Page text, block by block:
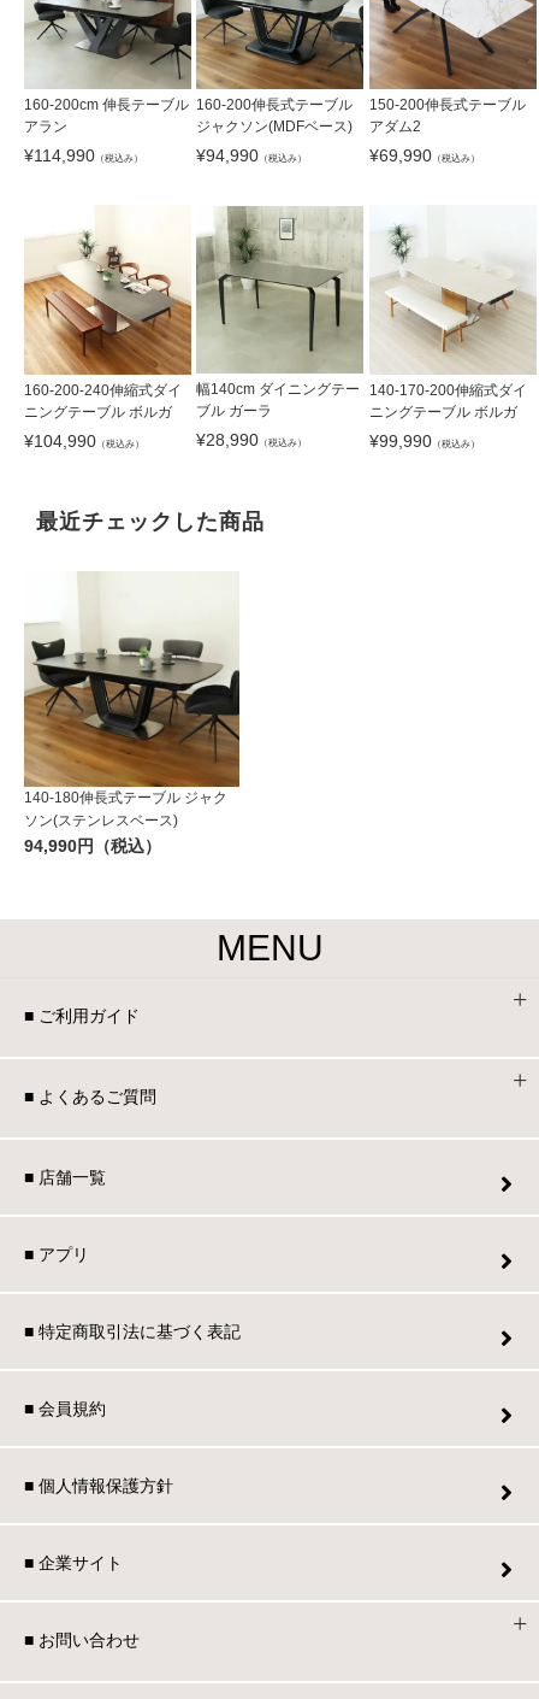
160-200cm 伸長テーブル
アラン
¥114,990 （税込み）
160-200伸長式テーブル
ジャクソン(MDFベース)
¥94,990 （税込み）
150-200伸長式テーブル
アダム2
¥69,990（税込み）
160-200-240伸縮式ダイ
ニングテーブル ボルガ
¥104,990 （税込み）
幅140cm ダイニングテー
ブル ガーラ
¥28,990 （税込み）
140-170-200伸縮式ダイ
ニングテーブル ボルガ
¥99,990（税込み）
最近チェックした商品
140-180伸長式テーブル ジャク
ソン(ステンレスベース)
94,990円（税込）
MENU
■ ご利用ガイド
■ よくあるご質問
■ 店舗一覧
■ アプリ
■ 特定商取引法に基づく表記
■ 会員規約
■ 個人情報保護方針
■ 企業サイト
■ お問い合わせ